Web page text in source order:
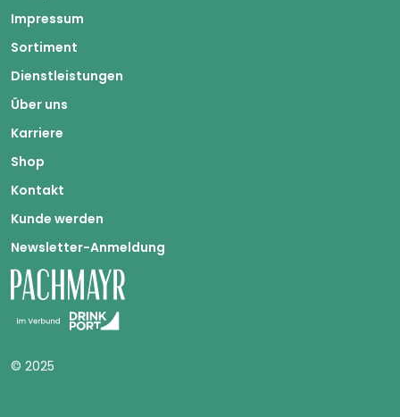
© 2025
Impressum
Sortiment
Dienstleistungen
Über uns
Karriere
Shop
Kontakt
Kunde werden
Newsletter-Anmeldung